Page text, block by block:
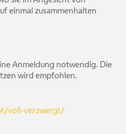
einmal zusammenhalten
Anmeldung notwendig. Die
wird empfohlen.
voll-verzwergt/